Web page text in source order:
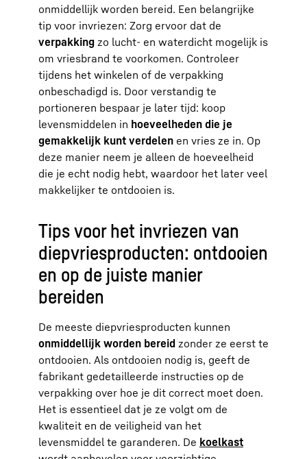
onmiddellijk worden bereid. Een belangrijke
tip voor invriezen: Zorg ervoor dat de
verpakking zo lucht- en waterdicht mogelijk is
om vriesbrand te voorkomen. Controleer
tijdens het winkelen of de verpakking
onbeschadigd is. Door verstandig te
portioneren bespaar je later tijd: koop
levensmiddelen in hoeveelheden die je
gemakkelijk kunt verdelen en vries ze in. Op
deze manier neem je alleen de hoeveelheid
die je echt nodig hebt, waardoor het later veel
makkelijker te ontdooien is.
Tips voor het invriezen van
diepvriesproducten: ontdooien
en op de juiste manier
bereiden
De meeste diepvriesproducten kunnen
onmiddellijk worden bereid zonder ze eerst te
ontdooien. Als ontdooien nodig is, geeft de
fabrikant gedetailleerde instructies op de
verpakking over hoe je dit correct moet doen.
Het is essentieel dat je ze volgt om de
kwaliteit en de veiligheid van het
levensmiddel te garanderen. De koelkast